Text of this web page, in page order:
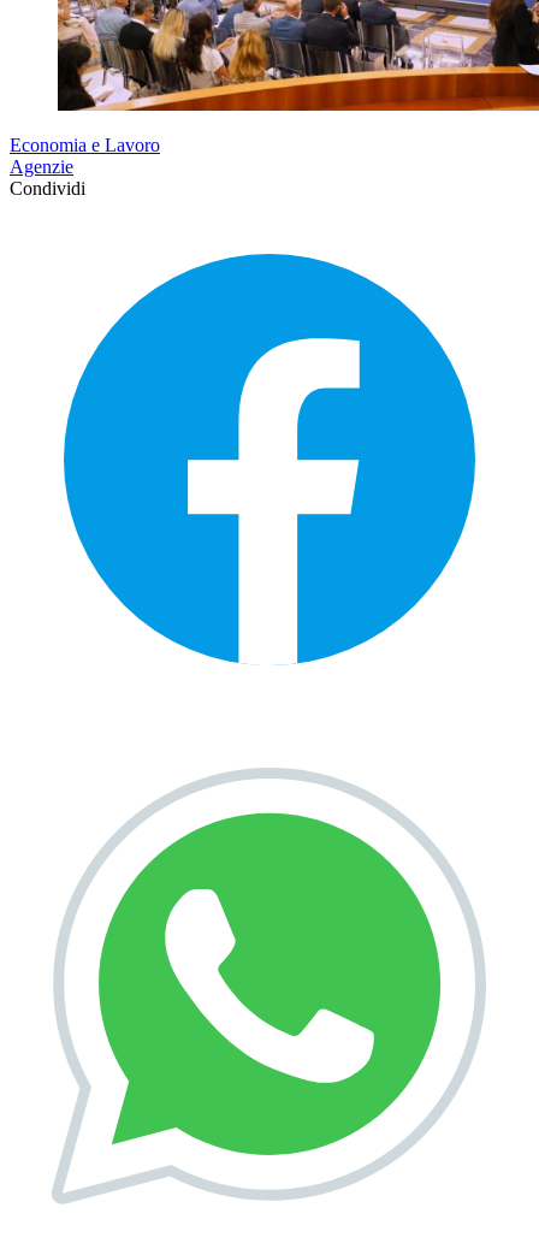
Economia e Lavoro
Agenzie
Condividi